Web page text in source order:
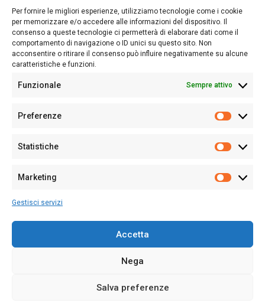
Per fornire le migliori esperienze, utilizziamo tecnologie come i cookie
per memorizzare e/o accedere alle informazioni del dispositivo. Il
consenso a queste tecnologie ci permetterà di elaborare dati come il
comportamento di navigazione o ID unici su questo sito. Non
acconsentire o ritirare il consenso può influire negativamente su alcune
caratteristiche e funzioni.
Funzionale Sempre attivo
Preferenze
Statistiche
Marketing
Gestisci servizi
Accetta
Nega
Salva preferenze
lettori su quanto accade in Sardegna, con un occhio rivolto al
nostro passato e, soprattutto, al nostro futuro
Follow Us
Sede:Via Cristoforo Colombo 09013 Carbonia
Partita IVA02270380922
128/2020 del 10/02/2020
Per la Pubblicità:
Sardegna Ieri-Oggi-Domani- Tutti i diritti sono riservati -